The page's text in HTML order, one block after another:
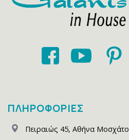
ΠΛΗΡΟΦΟΡΙΕΣ
Πειραιώς 45, Αθήνα Μοσχάτο